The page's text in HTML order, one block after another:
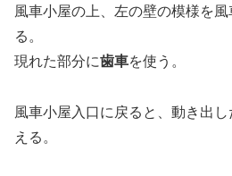
風車小屋の上、左の壁の模様を
る。
現れた部分に歯車を使う。
風車小屋入口に戻ると、動き出
える。